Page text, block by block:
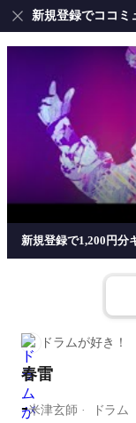
新規登録でココミ
新規登録で1,200円分
ドラムが好き！
春雷
-米津玄師 ドラム